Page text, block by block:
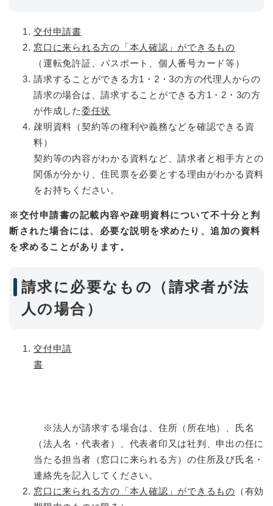
交付申請書
窓口に来られる方の「本人確認」ができるもの
（運転免許証、パスポート、個人番号カード等）
請求することができる方1・2・3の方の代理人からの
請求の場合は、請求することができる方1・2・3の方
が作成した委任状
疎明資料（契約等の権利や義務などを確認できる資
料）
契約等の内容がわかる資料など、請求者と相手方との
関係が分かり、住民票を必要とする理由がわかる資料
をお持ちください。
※交付申請書の記載内容や疎明資料について不十分と判
断された場合には、必要な説明を求めたり、追加の資料
を求めることがあります。
請求に必要なもの（請求者が法
人の場合）
交付申請
書
※法人が請求する場合は、住所（所在地）、氏名
（法人名・代表者）、代表者印又は社判、申出の任に
当たる担当者（窓口に来られる方）の住所及び氏名・
連絡先を記入してください。​
窓口に来られる方の「本人確認」ができるもの （有効